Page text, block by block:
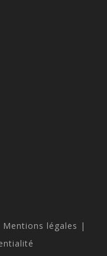
Mentions légales |